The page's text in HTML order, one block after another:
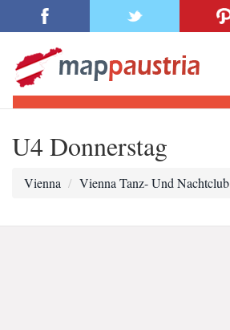
U4 Donnerstag
Vienna Vienna Tanz- Und Nachtclub